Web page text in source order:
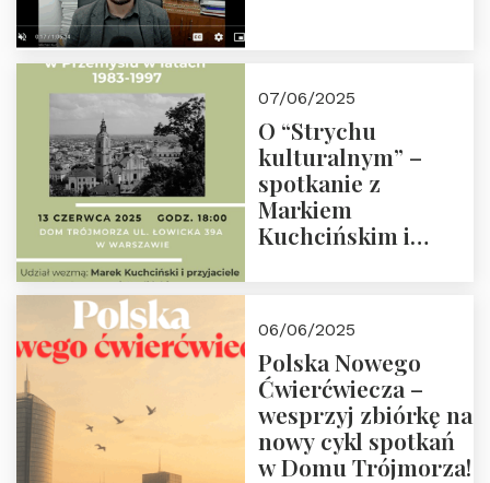
07/06/2025
O “Strychu
kulturalnym” –
spotkanie z
Markiem
Kuchcińskim i
18:00
06/06/2025
Polska Nowego
Ćwierćwiecza –
wesprzyj zbiórkę na
nowy cykl spotkań
w Domu Trójmorza!